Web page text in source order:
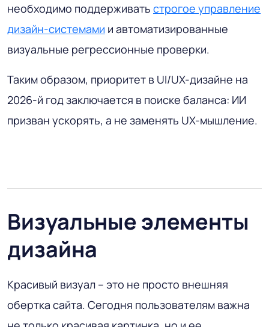
необходимо поддерживать строгое управление
дизайн-системами и автоматизированные
визуальные регрессионные проверки.
Таким образом, приоритет в UI/UX-дизайне на
2026-й год заключается в поиске баланса: ИИ
призван ускорять, а не заменять UX-мышление.
Визуальные элементы
дизайна
Красивый визуал – это не просто внешняя
обертка сайта. Сегодня пользователям важна